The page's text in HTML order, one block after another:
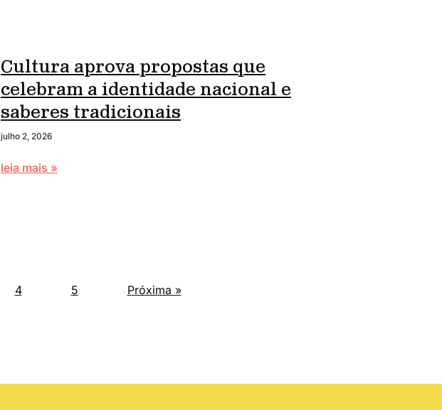
Cultura aprova propostas que
celebram a identidade nacional e
saberes tradicionais
julho 2, 2026
leia mais »
4 5 Próxima »